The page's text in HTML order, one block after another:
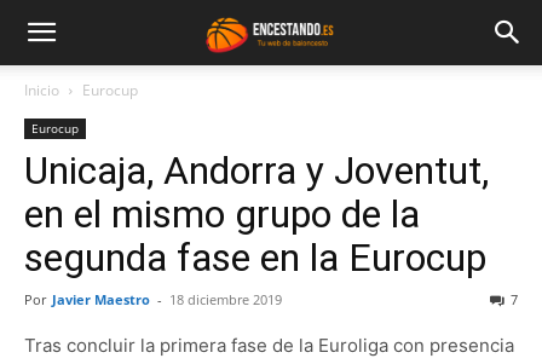
Inicio Eurocup
Eurocup
Unicaja, Andorra y Joventut,
en el mismo grupo de la
segunda fase en la Eurocup
Por Javier Maestro - 18 diciembre 2019 7
Tras concluir la primera fase de la Euroliga con presencia